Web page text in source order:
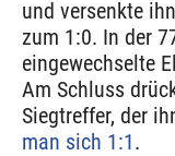
und versenkte
zum 1:0. In der
eingewechselte
Am Schluss
Siegtreffer, der
man sich 1:1.